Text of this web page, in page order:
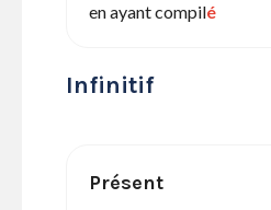
en ayant compilé
Infinitif
Présent